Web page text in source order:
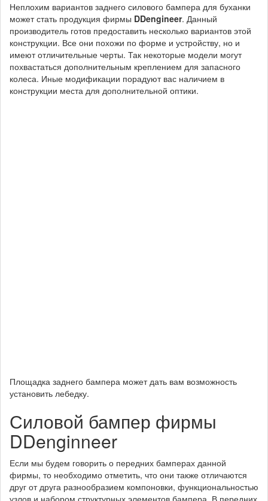
Неплохим вариантов заднего силового бампера для буханки
может стать продукция фирмы DDengineer. Данный
производитель готов предоставить несколько вариантов этой
конструкции. Все они похожи по форме и устройству, но и
имеют отличительные черты. Так некоторые модели могут
похвастаться дополнительным креплением для запасного
колеса. Иные модификации порадуют вас наличием в
конструкции места для дополнительной оптики.
Площадка заднего бампера может дать вам возможность
установить лебедку.
Силовой бампер фирмы
DDenginneer
Если мы будем говорить о передних бамперах данной
фирмы, то необходимо отметить, что они также отличаются
друг от друга разнообразием компоновки, функциональностью
узлов и набором структурных элементов бампера. В передних